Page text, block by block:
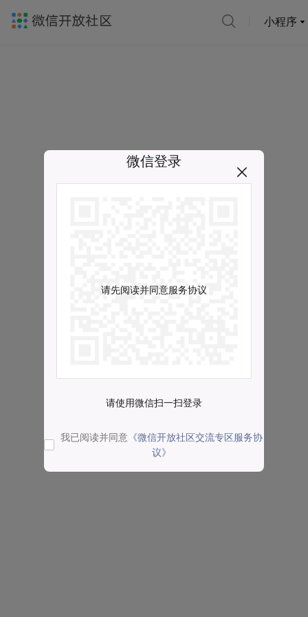
小程序
微信登录
请先阅读并同意服务协议
请使用微信扫一扫登录
我已阅读并同意 《微信开放社区交流专区服务协
议》